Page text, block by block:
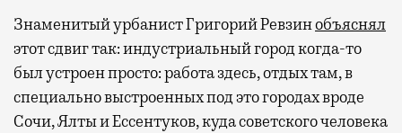
Знаменитый урбанист Григорий Ревзинобъяснял
этот сдвиг так: индустриальный город когда-то
был устроен просто: работа здесь, отдых там, в
специально выстроенных под это городах вроде
Сочи, Ялты и Ессентуков, куда советского человека